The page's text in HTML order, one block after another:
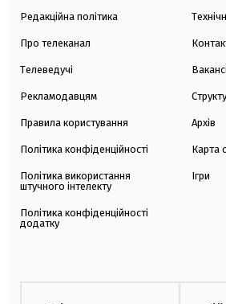
Редакційна політика
Про телеканал
Телеведучі
Рекламодавцям
Правила користування
Політика конфіденційності
Політика використання
штучного інтелекту
Політика конфіденційності
додатку
Архів
Карта
Ігри